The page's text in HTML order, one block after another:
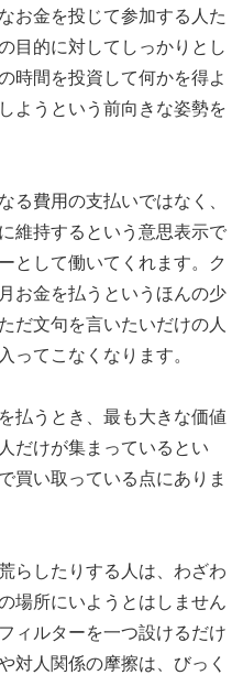
お金を投じて参加する人た
目的に対してしっかりとし
時間を投資して何かを得よ
ようという前向きな姿勢を
る費用の支払いではなく、
維持するという意思表示で
として働いてくれます。ク
お金を払うというほんの少
だ文句を言いたいだけの人
ってこなくなります。
払うとき、最も大きな価値
だけが集まっているとい
買い取っている点にありま
らしたりする人は、わざわ
場所にいようとはしません
ィルターを一つ設けるだけ
対人関係の摩擦は、びっく